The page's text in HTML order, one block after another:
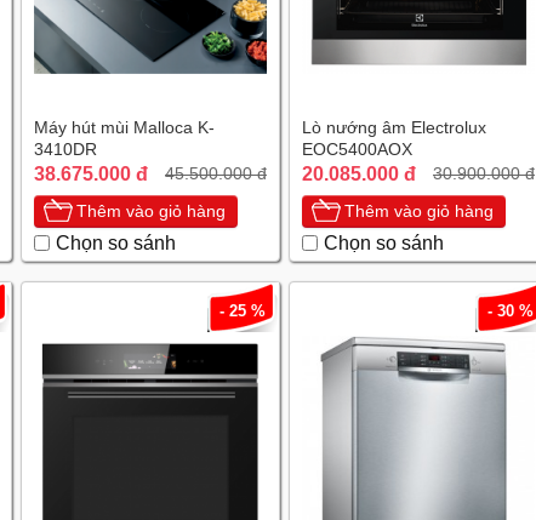
Máy hút mùi Malloca K-
3410DR
38.675.000 đ 45.500.000 đ
Thêm vào giỏ hàng
Chọn so sánh
Lò nướng âm Electrolux
EOC5400AOX
20.085.000 đ 30.900.000 đ
Thêm vào giỏ hàng
Chọn so sánh
- 25 % - 30 %